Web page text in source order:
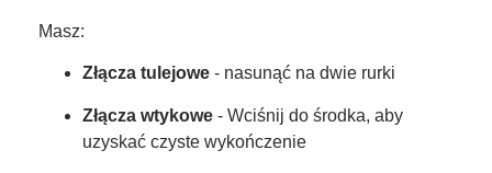
Masz:
Złącza tulejowe - nasunąć na dwie rurki
Złącza wtykowe - Wciśnij do środka, aby
uzyskać czyste wykończenie